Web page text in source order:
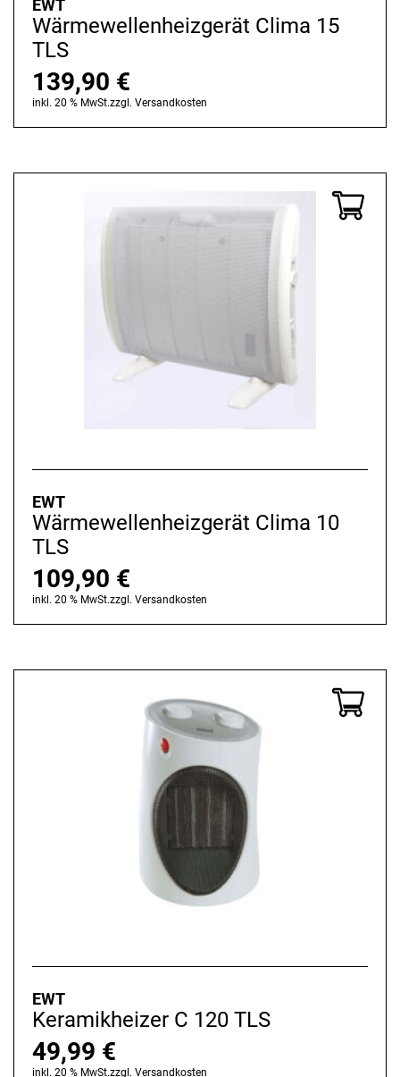
EWT
Wärmewellenheizgerät Clima 15
TLS
139,90 €
inkl. 20 % MwSt.zzgl. Versandkosten
EWT
Wärmewellenheizgerät Clima 10
TLS
109,90 €
inkl. 20 % MwSt.zzgl. Versandkosten
EWT
Keramikheizer C 120 TLS
49,99 €
inkl. 20 % MwSt.zzgl. Versandkosten